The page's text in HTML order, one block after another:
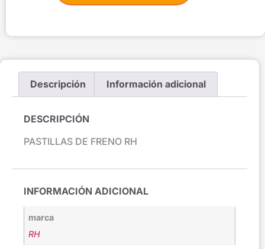
Descripción Información adicional
DESCRIPCIÓN
PASTILLAS DE FRENO RH
INFORMACIÓN ADICIONAL
marca
RH